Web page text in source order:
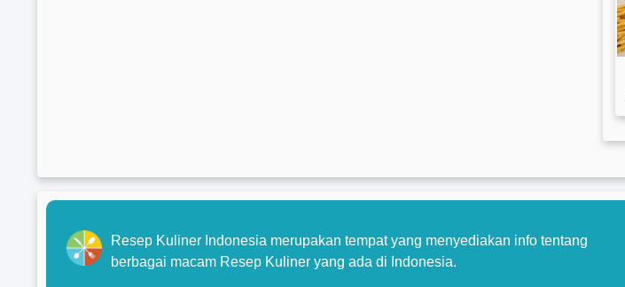
Resep Kuliner Indonesia merupakan tempat yang menyediakan info tentang
berbagai macam Resep Kuliner yang ada di Indonesia.